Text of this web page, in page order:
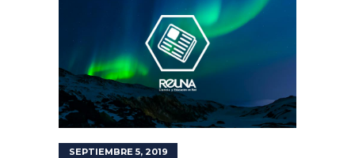
SEPTIEMBRE 5, 2019